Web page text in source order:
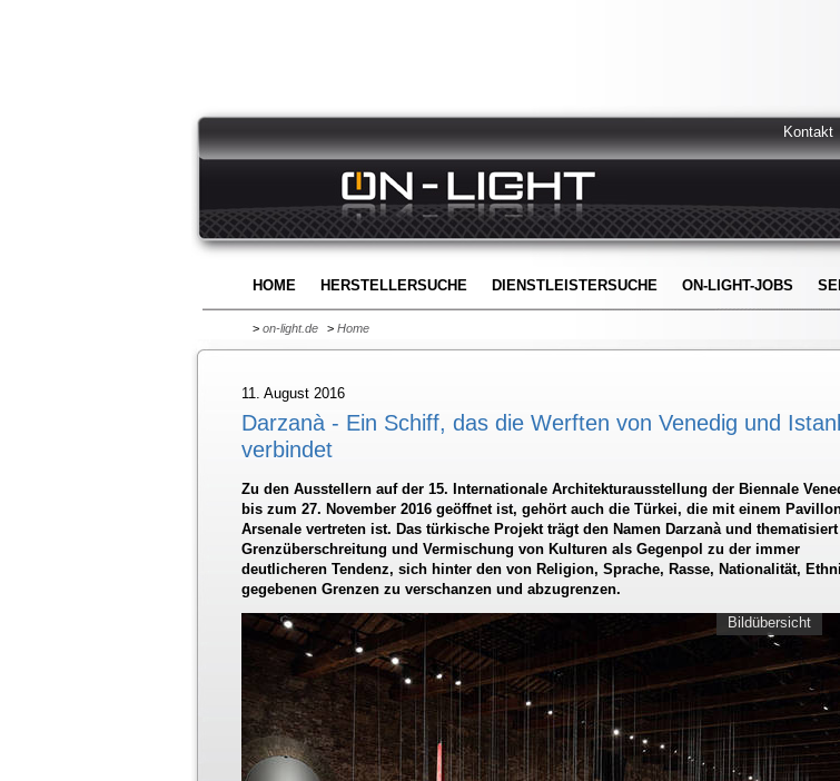
Kontakt
HOME HERSTELLERSUCHE DIENSTLEISTERSUCHE ON-LIGHT-JOBS
> on-light.de > Home
11. August 2016
Darzanà - Ein Schiff, das die Werften von Venedig und
verbindet
Zu den Ausstellern auf der 15. Internationale Architekturausstellung der Biennale
bis zum 27. November 2016 geöffnet ist, gehört auch die Türkei, die mit einem
Arsenale vertreten ist. Das türkische Projekt trägt den Namen Darzanà und
Grenzüberschreitung und Vermischung von Kulturen als Gegenpol zu der immer
deutlicheren Tendenz, sich hinter den von Religion, Sprache, Rasse, Nationalität,
gegebenen Grenzen zu verschanzen und abzugrenzen.
Bildübersicht